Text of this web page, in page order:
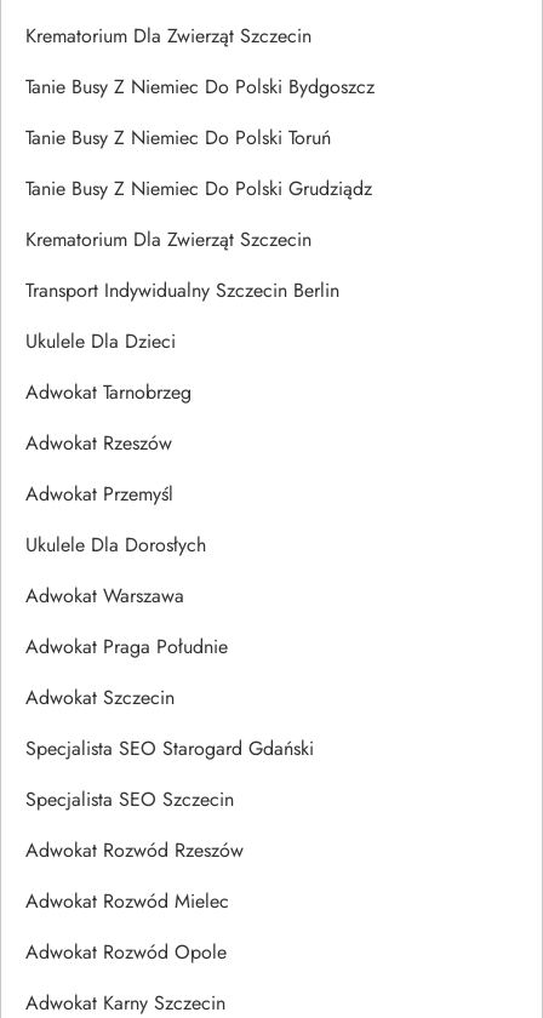
Krematorium Dla Zwierząt Szczecin
Tanie Busy Z Niemiec Do Polski Bydgoszcz
Tanie Busy Z Niemiec Do Polski Toruń
Tanie Busy Z Niemiec Do Polski Grudziądz
Krematorium Dla Zwierząt Szczecin
Transport Indywidualny Szczecin Berlin
Ukulele Dla Dzieci
Adwokat Tarnobrzeg
Adwokat Rzeszów
Adwokat Przemyśl
Ukulele Dla Dorosłych
Adwokat Warszawa
Adwokat Praga Południe
Adwokat Szczecin
Specjalista SEO Starogard Gdański
Specjalista SEO Szczecin
Adwokat Rozwód Rzeszów
Adwokat Rozwód Mielec
Adwokat Rozwód Opole
Adwokat Karny Szczecin